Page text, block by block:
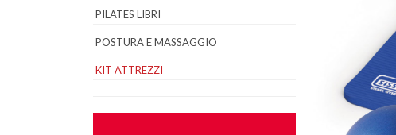
PILATES LIBRI
POSTURA E MASSAGGIO
KIT ATTREZZI